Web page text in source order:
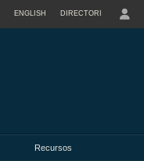
ENGLISH DIRECTORI
Recursos